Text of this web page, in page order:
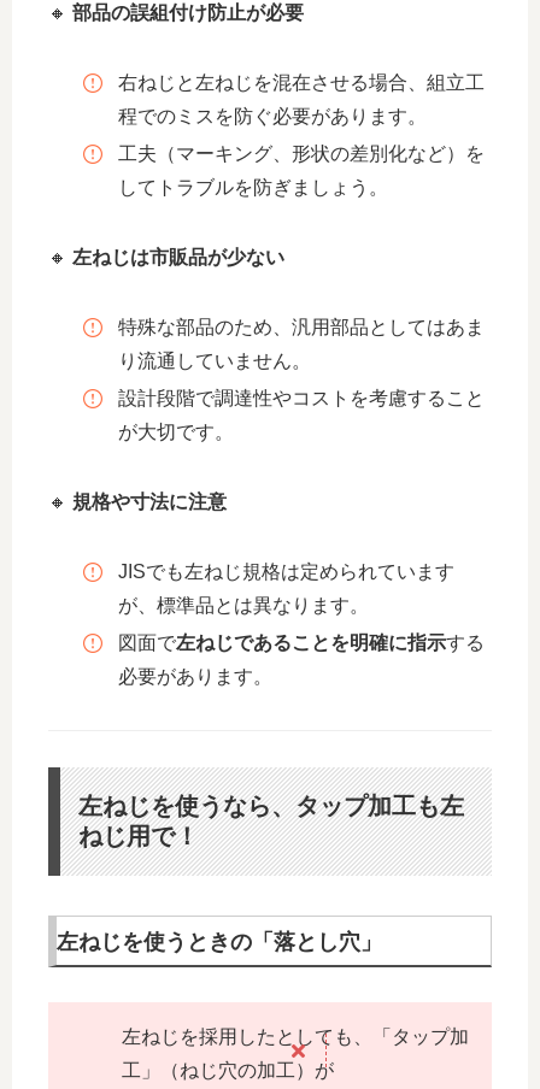
🔸 部品の誤組付け防止が必要
右ねじと左ねじを混在させる場合、組立工
程でのミスを防ぐ必要があります。
工夫（マーキング、形状の差別化など）を
してトラブルを防ぎましょう。
🔸 左ねじは市販品が少ない
特殊な部品のため、汎用部品としてはあま
り流通していません。
設計段階で調達性やコストを考慮すること
が大切です。
🔸 規格や寸法に注意
JISでも左ねじ規格は定められています
が、標準品とは異なります。
図面で左ねじであることを明確に指示する
必要があります。
左ねじを使うなら、タップ加工も左
ねじ用で！
左ねじを使うときの「落とし穴」
左ねじを採用したとしても、「タップ加
工」（ねじ穴の加工）が